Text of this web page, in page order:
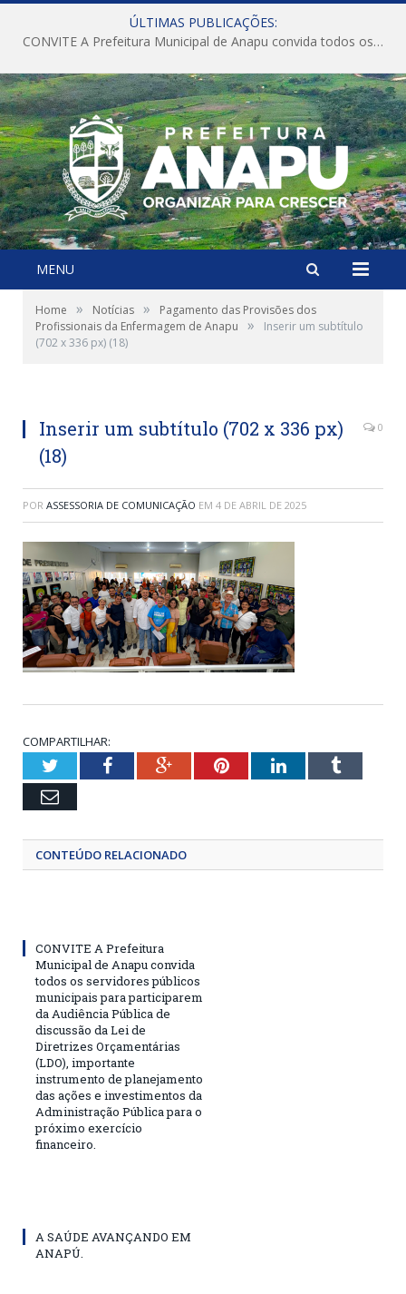
ÚLTIMAS PUBLICAÇÕES:
CONVITE A Prefeitura Municipal de Anapu convida todos os servidores públicos municipais para participarem da Audiência Pública de discussão da Lei de Diretrizes Orçamentárias (LDO), importante instrumento de planejamento das ações e investimentos da Administração Pública para o próximo exercício financeiro.
MENU
Home » Notícias »
Pagamento das Provisões dos
Profissionais da Enfermagem de Anapu
»
Inserir um subtítulo
(702 x 336 px) (18)
Inserir um subtítulo (702 x 336 px)
(18)
0
POR ASSESSORIA DE COMUNICAÇÃO EM 4 DE ABRIL DE 2025
COMPARTILHAR:
TwitterFacebookGoogle+PinterestLinkedInTumblr
Email
CONTEÚDO RELACIONADO
CONVITE A Prefeitura
Municipal de Anapu convida
todos os servidores públicos
municipais para participarem
da Audiência Pública de
discussão da Lei de
Diretrizes Orçamentárias
(LDO), importante
instrumento de planejamento
das ações e investimentos da
Administração Pública para o
próximo exercício
financeiro.
A SAÚDE AVANÇANDO EM
ANAPÚ.